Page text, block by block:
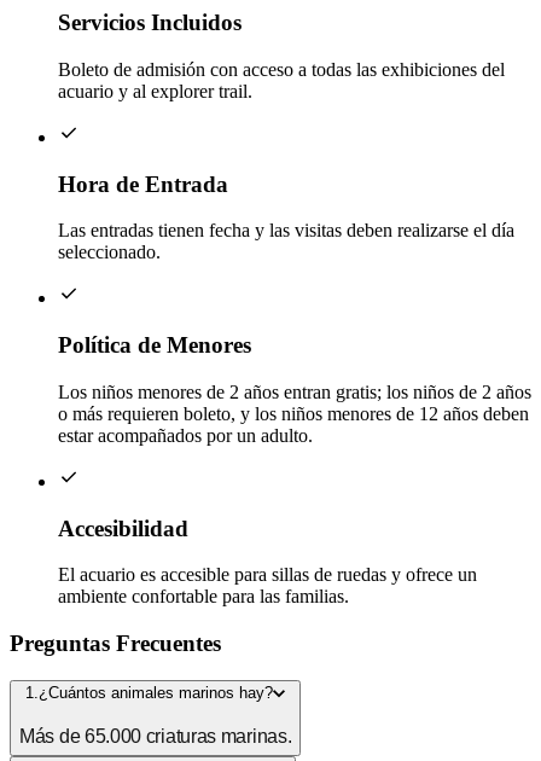
Servicios Incluidos
Boleto de admisión con acceso a todas las exhibiciones del
acuario y al explorer trail.
Hora de Entrada
Las entradas tienen fecha y las visitas deben realizarse el día
seleccionado.
Política de Menores
Los niños menores de 2 años entran gratis; los niños de 2 años
o más requieren boleto, y los niños menores de 12 años deben
estar acompañados por un adulto.
Accesibilidad
El acuario es accesible para sillas de ruedas y ofrece un
ambiente confortable para las familias.
Preguntas Frecuentes
1.¿Cuántos animales marinos hay?
Más de 65.000 criaturas marinas.